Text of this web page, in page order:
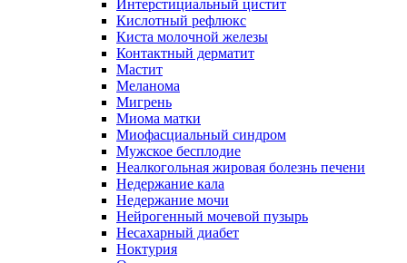
Интерстициальный цистит
Кислотный рефлюкс
Киста молочной железы
Контактный дерматит
Мастит
Меланома
Мигрень
Миома матки
Миофасциальный синдром
Мужское бесплодие
Неалкогольная жировая болезнь печени
Недержание кала
Недержание мочи
Нейрогенный мочевой пузырь
Несахарный диабет
Ноктурия